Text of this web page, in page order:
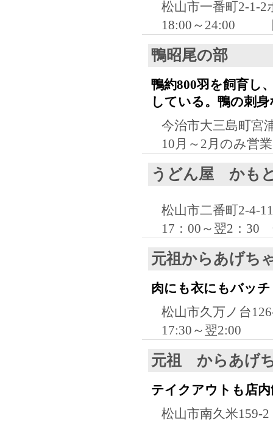
松山市一番町2-1-2
18:00～24:00
鴨昭尾の部
鴨約800羽を飼育し
している。鴨の刺
今治市大三島町宮
10月～2月のみ
うどん屋 かも
松山市二番町2-4-
17：00～翌2：30
元祖からあげち
肉にも衣にもバッ
松山市久万ノ台
17:30～翌2:00
元祖 からあげ
テイクアウトも店
松山市南久米159-2